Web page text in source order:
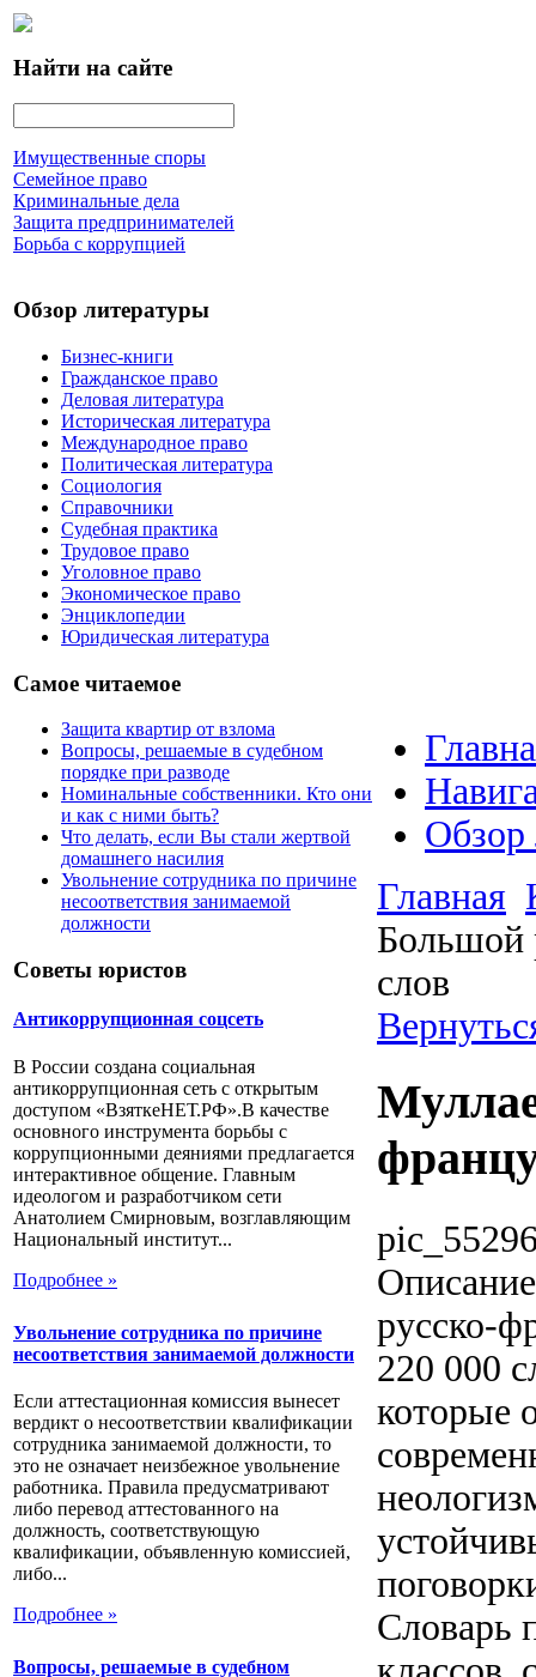
Найти на сайте
Имущественные споры
Семейное право
Криминальные дела
Защита предпринимателей
Борьба с коррупцией
Обзор литературы
Бизнес-книги
Гражданское право
Деловая литература
Историческая литература
Международное право
Политическая литература
Социология
Справочники
Судебная практика
Трудовое право
Уголовное право
Экономическое право
Энциклопедии
Юридическая литература
Самое читаемое
Защита квартир от взлома
Вопросы, решаемые в судебном
порядке при разводе
Номинальные собственники. Кто они
и как с ними быть?
Что делать, если Вы стали жертвой
домашнего насилия
Увольнение сотрудника по причине
несоответствия занимаемой
должности
Советы юристов
Антикоррупционная соцсеть
В России создана социальная
антикоррупционная сеть с открытым
доступом «ВзяткеНЕТ.РФ».В качестве
основного инструмента борьбы с
коррупционными деяниями предлагается
интерактивное общение. Главным
идеологом и разработчиком сети
Анатолием Смирновым, возглавляющим
Национальный институт...
Подробнее »
Увольнение сотрудника по причине
несоответствия занимаемой должности
Если аттестационная комиссия вынесет
вердикт о несоответствии квалификации
сотрудника занимаемой должности, то
это не означает неизбежное увольнение
работника. Правила предусматривают
либо перевод аттестованного на
должность, соответствующую
квалификации, объявленную комиссией,
либо...
Подробнее »
Вопросы, решаемые в судебном
Обзор
Главная
Большой
слов
Описание
русско-
220 000
которые
Словарь